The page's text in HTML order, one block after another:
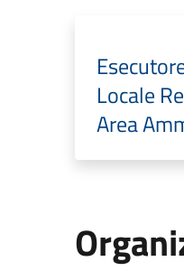
Locale
Area